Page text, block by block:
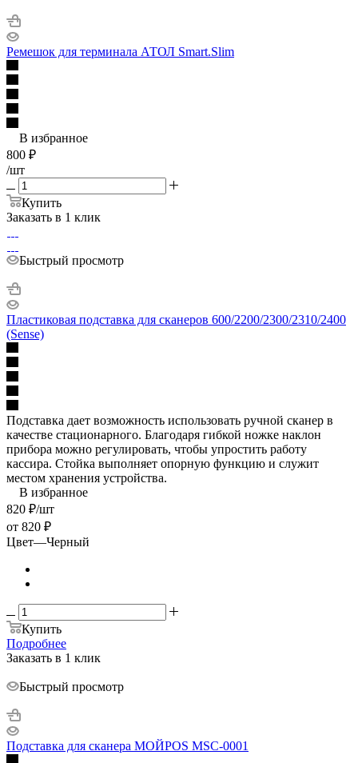
Ремешок для терминала АТОЛ Smart.Slim
В избранное
800 ₽
/шт
Купить
Заказать в 1 клик
Быстрый просмотр
Пластиковая подставка для сканеров 600/2200/2300/2310/2400
(Sense)
Подставка дает возможность использовать ручной сканер в
качестве стационарного. Благодаря гибкой ножке наклон
прибора можно регулировать, чтобы упростить работу
кассира. Стойка выполняет опорную функцию и служит
местом хранения устройства.
В избранное
820 ₽/шт
от 820 ₽
Цвет—Черный
Купить
Подробнее
Заказать в 1 клик
Быстрый просмотр
Подставка для сканера МОЙPOS MSC-0001